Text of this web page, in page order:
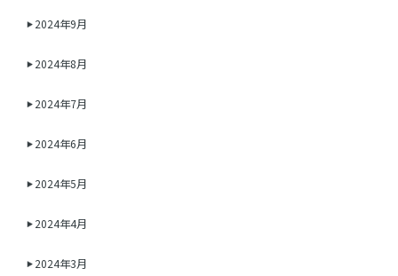
2024年9月
2024年8月
2024年7月
2024年6月
2024年5月
2024年4月
2024年3月